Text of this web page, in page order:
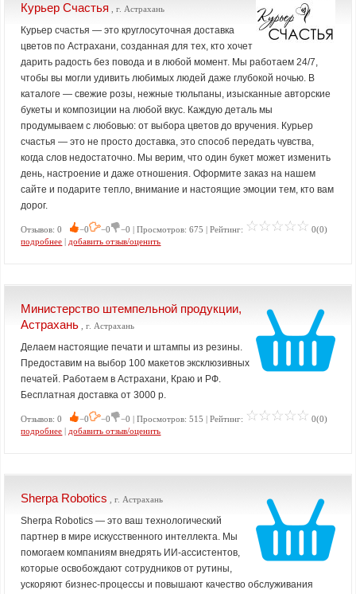
Курьер Счастья , г. Астрахань
Курьер счастья — это круглосуточная доставка
цветов по Астрахани, созданная для тех, кто хочет
дарить радость без повода и в любой момент. Мы работаем 24/7,
чтобы вы могли удивить любимых людей даже глубокой ночью. В
каталоге — свежие розы, нежные тюльпаны, изысканные авторские
букеты и композиции на любой вкус. Каждую деталь мы
продумываем с любовью: от выбора цветов до вручения. Курьер
счастья — это не просто доставка, это способ передать чувства,
когда слов недостаточно. Мы верим, что один букет может изменить
день, настроение и даже отношения. Оформите заказ на нашем
сайте и подарите тепло, внимание и настоящие эмоции тем, кто вам
дорог.
Отзывов: 0 −0 −0 −0 | Просмотров: 675 | Рейтинг:
0(0)
подробнее | добавить отзыв/оценить
Министерство штемпельной продукции,
Астрахань , г. Астрахань
Делаем настоящие печати и штампы из резины.
Предоставим на выбор 100 макетов эксклюзивных
печатей. Работаем в Астрахани, Краю и РФ.
Бесплатная доставка от 3000 р.
Отзывов: 0 −0 −0 −0 | Просмотров: 515 | Рейтинг:
0(0)
подробнее | добавить отзыв/оценить
Sherpa Robotics , г. Астрахань
Sherpa Robotics — это ваш технологический
партнер в мире искусственного интеллекта. Мы
помогаем компаниям внедрять ИИ-ассистентов,
которые освобождают сотрудников от рутины,
ускоряют бизнес-процессы и повышают качество обслуживания